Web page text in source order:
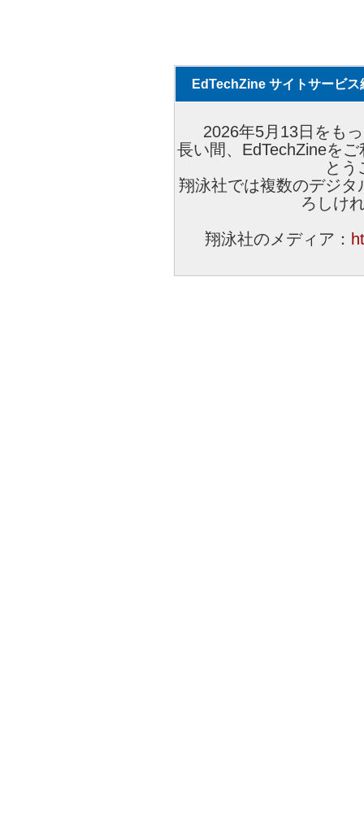
EdTechZine サイトサービス
2026年5月13日をも
長い間、EdTechZineを
とう
翔泳社では複数のデジ
ろしけ
翔泳社のメディア：